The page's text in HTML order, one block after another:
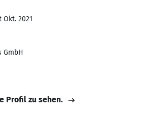
Okt. 2021
GmbH
Profil zu sehen.